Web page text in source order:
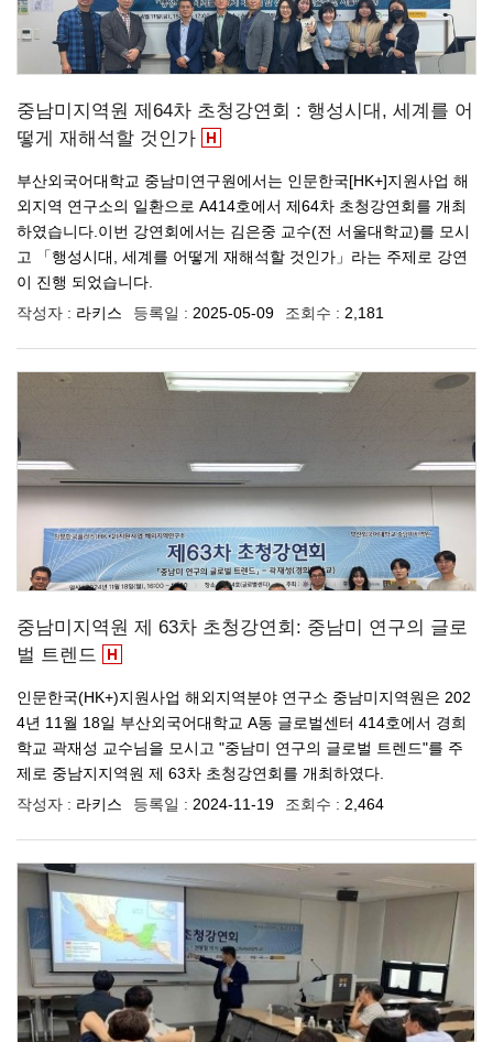
중남미지역원 제64차 초청강연회 : 행성시대, 세계를 어
떻게 재해석할 것인가
부산외국어대학교 중남미연구원에서는 인문한국[HK+]지원사업 해
외지역 연구소의 일환으로 A414호에서 제64차 초청강연회를 개최
하였습니다.이번 강연회에서는 김은중 교수(전 서울대학교)를 모시
고 「행성시대, 세계를 어떻게 재해석할 것인가」라는 주제로 강연
이 진행 되었습니다.
작성자 : 라키스 등록일 : 2025-05-09 조회수 : 2,181
중남미지역원 제 63차 초청강연회: 중남미 연구의 글로
벌 트렌드
인문한국(HK+)지원사업 해외지역분야 연구소 중남미지역원은 202
4년 11월 18일 부산외국어대학교 A동 글로벌센터 414호에서 경희
학교 곽재성 교수님을 모시고 "중남미 연구의 글로벌 트렌드"를 주
제로 중남지지역원 제 63차 초청강연회를 개최하였다.
작성자 : 라키스 등록일 : 2024-11-19 조회수 : 2,464